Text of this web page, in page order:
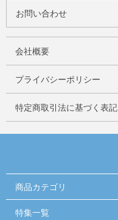
お問い合わせ
会社概要
プライバシーポリシー
特定商取引法に基づく表記
商品カテゴリ
特集一覧